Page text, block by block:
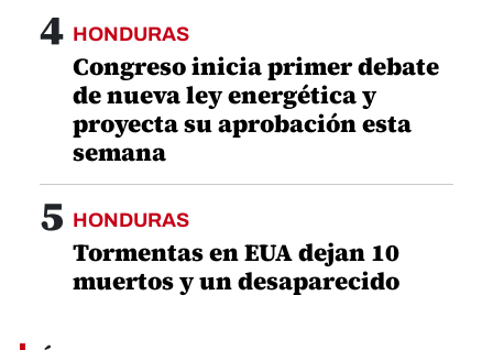
4 HONDURAS
Congreso inicia primer debate
de nueva ley energética y
proyecta su aprobación esta
semana
5 HONDURAS
Tormentas en EUA dejan 10
muertos y un desaparecido